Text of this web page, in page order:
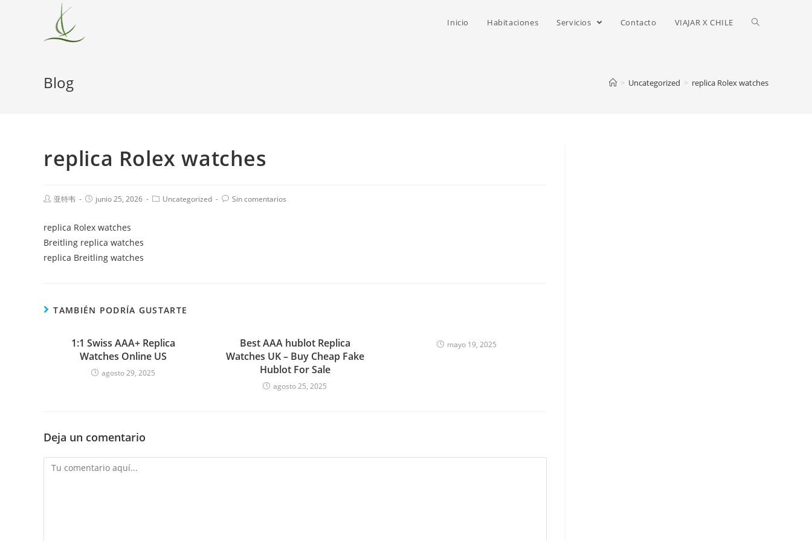
Inicio Habitaciones Servicios Contacto VIAJAR X CHILE
Blog > Uncategorized > replica Rolex watches
replica Rolex watches
亚特韦 junio 25, 2026 Uncategorized Sin comentarios
replica Rolex watches
Breitling replica watches
replica Breitling watches
TAMBIÉN PODRÍA GUSTARTE
1:1 Swiss AAA+ Replica
Watches Online US
agosto 29, 2025
Best AAA hublot Replica
Watches UK – Buy Cheap Fake
Hublot For Sale
agosto 25, 2025
mayo 19, 2025
Deja un comentario